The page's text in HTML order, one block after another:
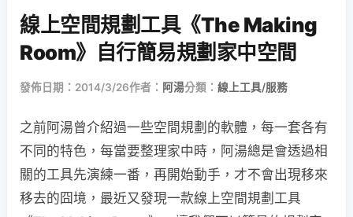
線上空間規劃工具《The Making
Room》自行簡易規劃家中空間
發佈日期：2014/3/26作者： 阿湯分類： 線上工具/服務
之前阿湯曾介紹過一些空間規劃的軟體，每一套各有
不同的特色，每當要整理家中時，阿湯總是會透過相
關的工具先演練一番，再開始動手，才不會出現移來
移去的囧境，最近又發現一款線上空間規劃工具